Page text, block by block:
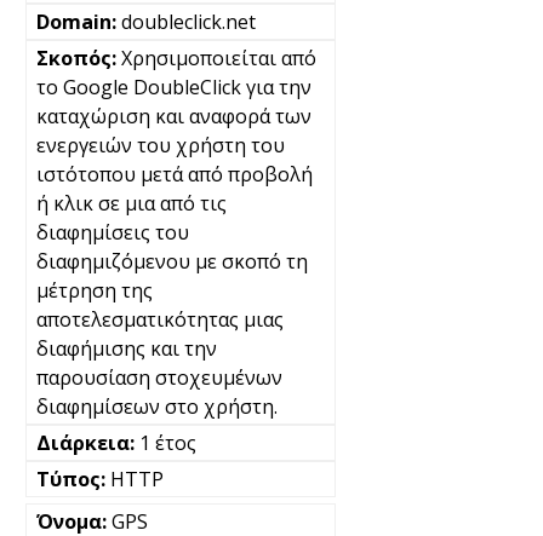
doubleclick.net
Χρησιμοποιείται από
το Google DoubleClick για την
καταχώριση και αναφορά των
ενεργειών του χρήστη του
ιστότοπου μετά από προβολή
ή κλικ σε μια από τις
διαφημίσεις του
διαφημιζόμενου με σκοπό τη
μέτρηση της
αποτελεσματικότητας μιας
διαφήμισης και την
παρουσίαση στοχευμένων
διαφημίσεων στο χρήστη.
1 έτος
HTTP
GPS